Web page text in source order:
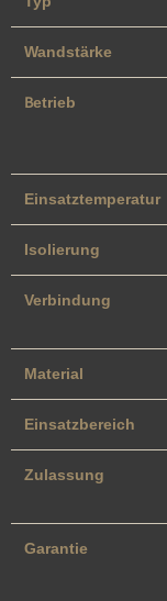
Wandstärke
Betrieb
Einsatztemperatur
Isolierung
Verbindung
Material
Einsatzbereich
Zulassung
Garantie